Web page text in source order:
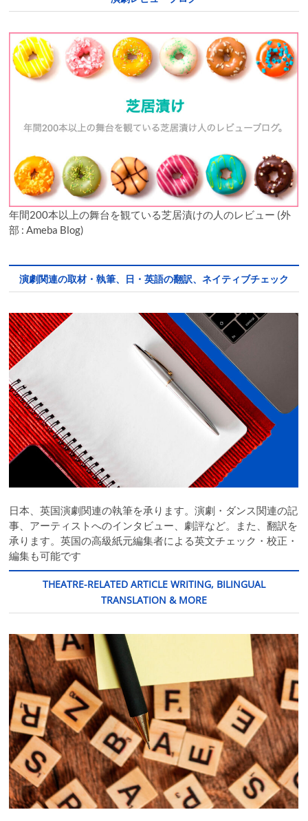
年間200本以上の舞台を観ている芝居漬けの人のレビュー (外
部 : Ameba Blog)
演劇関連の取材・執筆、日・英語の翻訳、ネイティブチェック
日本、英国演劇関連の執筆を承ります。演劇・ダンス関連の記
事、アーティストへのインタビュー、劇評など。また、翻訳を
承ります。英国の高級紙元編集者による英文チェック・校正・
編集も可能です
THEATRE-RELATED ARTICLE WRITING, BILINGUAL
TRANSLATION & MORE